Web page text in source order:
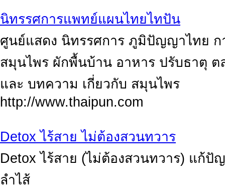
นิทรรศการแพทย์แผนไทยไทปัน
ศูนย์แสดง นิทรรศการ ภูมิปัญญาไทย
สมุนไพร ผักพื้นบ้าน อาหาร ปรับธาตุ
และ บทความ เกี่ยวกับ สมุนไพร
http://www.thaipun.com
Detox ไร้สาย ไม่ต้องสวนทวาร
Detox ไร้สาย (ไม่ต้องสวนทวาร) แก้ปั
ลำไส้